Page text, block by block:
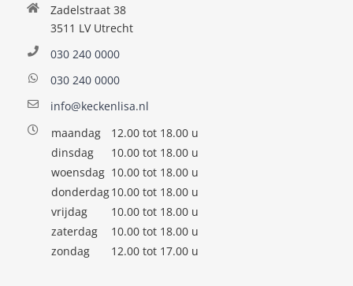
Zadelstraat 38
3511 LV Utrecht
030 240 0000
030 240 0000
info@keckenlisa.nl
maandag
12.00 tot 18.00 u
dinsdag
10.00 tot 18.00 u
woensdag 10.00 tot 18.00 u
donderdag10.00 tot 18.00 u
vrijdag
10.00 tot 18.00 u
zaterdag
10.00 tot 18.00 u
zondag
12.00 tot 17.00 u